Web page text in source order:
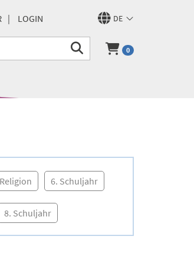
DE
LOGIN
0
Religion 6. Schuljahr
8. Schuljahr